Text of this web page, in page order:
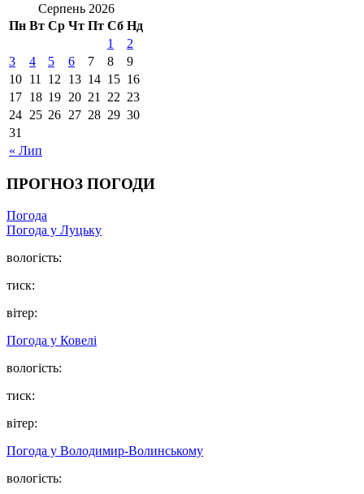
Серпень 2026
Пн Вт Ср Чт Пт Сб Нд
« Лип
1
2
3
4 5 6 7 8
9
10 11 12 13 14 15 16
17 18 19 20 21 22 23
24 25 26 27 28 29 30
31
ПРОГНОЗ ПОГОДИ
Погода
Погода у Луцьку
вологість:
тиск:
вітер:
Погода у Ковелі
вологість:
тиск:
вітер:
Погода у Володимир-Волинському
вологість: